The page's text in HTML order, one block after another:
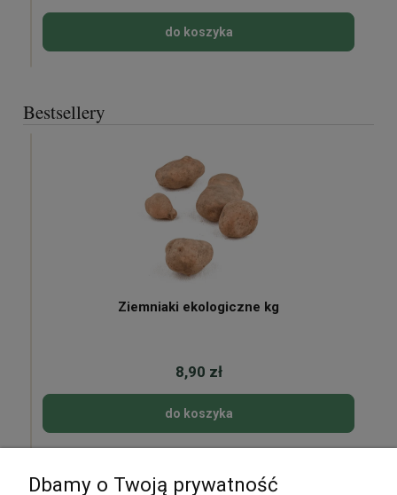
do koszyka
Bestsellery
Ziemniaki ekologiczne kg
8,90 zł
do koszyka
Dbamy o Twoją prywatność